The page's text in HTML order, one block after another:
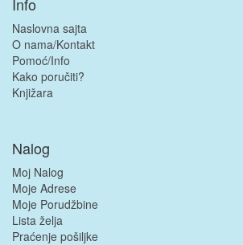
Naslovna sajta
O nama/Kontakt
Pomoć/Info
Kako poručiti?
Knjižara
Nalog
Moj Nalog
Moje Adrese
Moje Porudžbine
Lista želja
Praćenje pošiljke